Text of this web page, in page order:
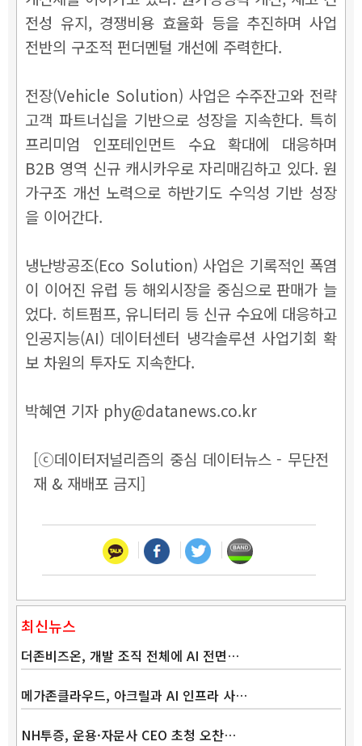
전성 유지, 경쟁비용 효율화 등을 추진하며 사업
전반의 구조적 펀더멘털 개선에 주력한다.
전장(Vehicle Solution) 사업은 수주잔고와 전략
고객 파트너십을 기반으로 성장을 지속한다. 특히
프리미엄 인포테인먼트 수요 확대에 대응하며
B2B 영역 신규 캐시카우로 자리매김하고 있다. 원
가구조 개선 노력으로 하반기도 수익성 기반 성장
을 이어간다.
냉난방공조(Eco Solution) 사업은 기록적인 폭염
이 이어진 유럽 등 해외시장을 중심으로 판매가 늘
었다. 히트펌프, 유니터리 등 신규 수요에 대응하고
인공지능(AI) 데이터센터 냉각솔루션 사업기회 확
보 차원의 투자도 지속한다.
박혜연 기자 phy@datanews.co.kr
[ⓒ데이터저널리즘의 중심 데이터뉴스 - 무단전
재 & 재배포 금지]
최신뉴스
더존비즈온, 개발 조직 전체에 AI 전면…
메가존클라우드, 아크릴과 AI 인프라 사…
NH투증, 운용·자문사 CEO 초청 오찬…